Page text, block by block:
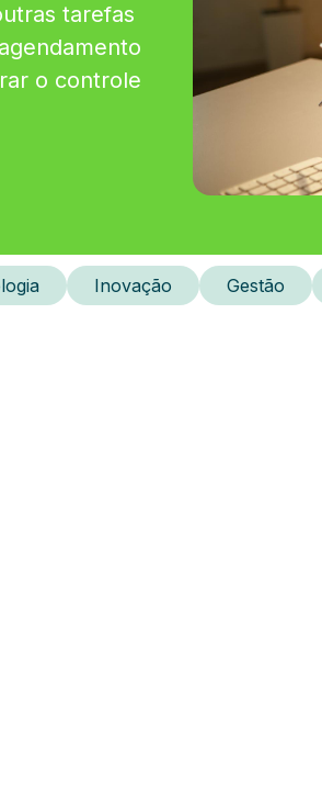
tarefas
o controle
Inovação Gestão